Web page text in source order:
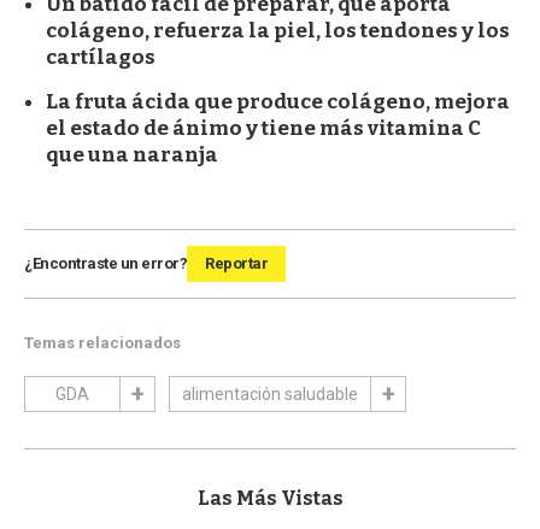
colágeno, refuerza la piel, los tendones y los
cartílagos
La fruta ácida que produce colágeno, mejora
el estado de ánimo y tiene más vitamina C
que una naranja
¿Encontraste un error? Reportar
Temas relacionados
GDA alimentación saludable
Las Más Vistas